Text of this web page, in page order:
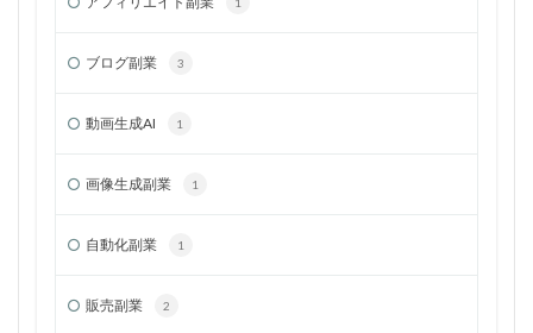
ブログ副業 3
動画生成AI 1
画像生成副業 1
自動化副業 1
販売副業 2